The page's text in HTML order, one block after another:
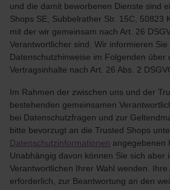
und die damit beworbenen Dienste sind
Shops SE, Subbelrather Str. 15C, 50823
mit der wir gemeinsam nach Art. 26
Verantwortlicher sind. Wir informieren
Datenschutzhinweise im Folgenden über
Vertragsinhalte nach Art. 26 Abs. 2
Im Rahmen der zwischen uns und der
bestehenden gemeinsamen
bei Datenschutzfragen und zur
bitte bevorzugt an die Trusted Shops
Datenschutzinformationen angegebenen
Unabhängig davon können Sie sich aber
Verantwortlichen Ihrer Wahl wenden.
erforderlich, zur Beantwortung an den